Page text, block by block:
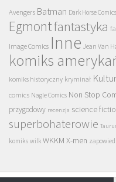
Avengers Batman Dark Horse Comics
Egmontfantastyka
Image Comics Inne Jean Van
komiks
komiks historyczny kryminał
comics Nagle Comics Non Stop
przygodowy recenzja science
superbohaterowie
komiks wilk WKKM X-men